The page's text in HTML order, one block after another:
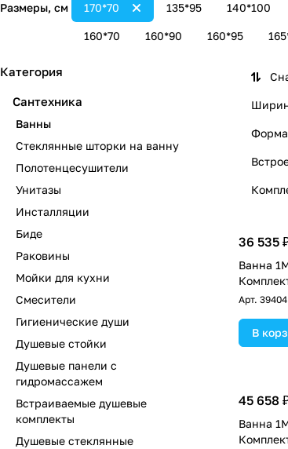
Размеры, см 135*95 140*100
160*70 160*90 160*95
170*70
Форма
36 535
Ванна
Арт. 39404
В
45 658
Ванна
Категория
Сантехника
Ванны
Стеклянные шторки на ванну
Полотенцесушители
Унитазы
Инсталляции
Биде
Раковины
Мойки для кухни
Смесители
Гигиенические души
Душевые стойки
Душевые панели с
гидромассажем
Встраиваемые душевые
комплекты
Душевые стеклянные